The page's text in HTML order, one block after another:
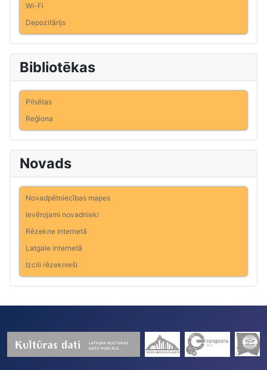
Wi-Fi
Depozitārijs
Bibliotēkas
Pilsētas
Reģiona
Novads
Novadpētniecības mapes
Ievērojami novadnieki
Rēzekne internetā
Latgale internetā
Izcili rēzeknieši